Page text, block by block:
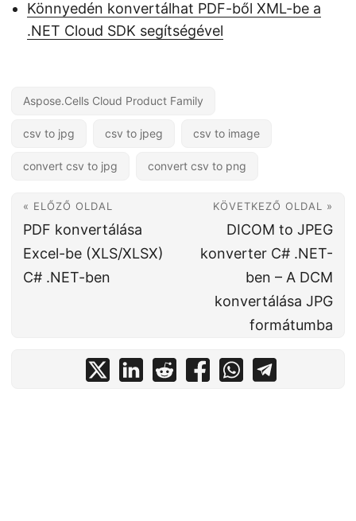
Könnyedén konvertálhat PDF-ből XML-be a
.NET Cloud SDK segítségével
Aspose.Cells Cloud Product Family
csv to jpg csv to jpeg csv to image
convert csv to jpg convert csv to png
« ELŐZŐ OLDAL
PDF konvertálása
Excel-be (XLS/XLSX)
C# .NET-ben
KÖVETKEZŐ OLDAL »
DICOM to JPEG
konverter C# .NET-
ben – A DCM
konvertálása JPG
formátumba